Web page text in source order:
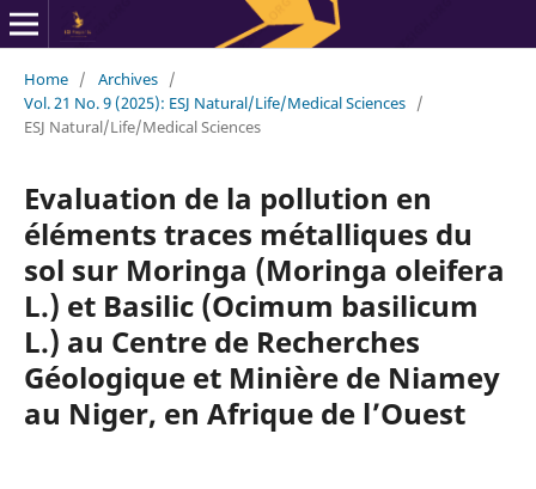
Home / Archives /
Vol. 21 No. 9 (2025): ESJ Natural/Life/Medical Sciences /
ESJ Natural/Life/Medical Sciences
Evaluation de la pollution en
éléments traces métalliques du
sol sur Moringa (Moringa oleifera
L.) et Basilic (Ocimum basilicum
L.) au Centre de Recherches
Géologique et Minière de Niamey
au Niger, en Afrique de l’Ouest